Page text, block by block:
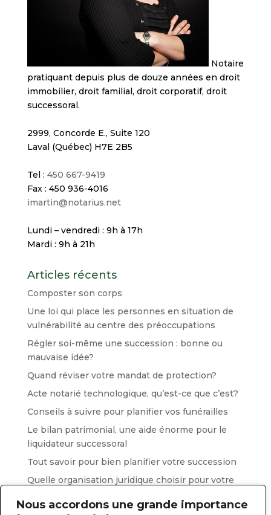
Nous accordons une grande importance
Notaire
pratiquant depuis plus de douze années en droit
immobilier, droit familial, droit corporatif, droit
successoral.
2999, Concorde E., Suite 120
Laval (Québec) H7E 2B5
Tel : 450 667-9419
Fax : 450 936-4016
imartin@notarius.net
Lundi – vendredi : 9h à 17h
Mardi : 9h à 21h
Articles récents
Composter son corps
Une loi qui place les personnes en situation de
vulnérabilité au centre des préoccupations
Régler soi-même une succession : bonne ou
mauvaise idée?
Quand réviser votre mandat de protection?
Acte notarié technologique, qu’est-ce que c’est?
Conseils à suivre pour planifier vos funérailles
Le bilan patrimonial, une aide énorme pour le
liquidateur successoral
Tout savoir pour bien planifier votre succession
Quelle organisation juridique choisir pour votre
Les directives médicales anticipées, tout ce qu’il